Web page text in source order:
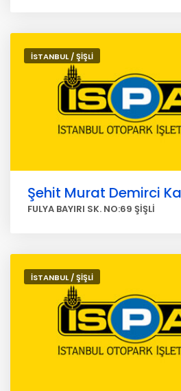
İSTANBUL / ŞİŞLİ
Şehit Murat Demirci
FULYA BAYIRI SK. NO:69 ŞİŞLİ
İSTANBUL / ŞİŞLİ